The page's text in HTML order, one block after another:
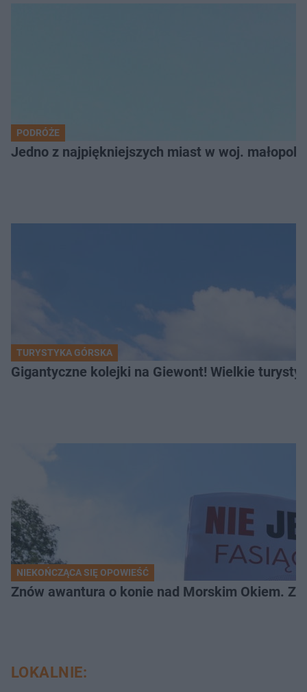
PODRÓŻE
Jedno z najpiękniejszych miast w woj.
TURYSTYKA GÓRSKA
Gigantyczne kolejki na Giewont! Wielkie
NIEKOŃCZĄCA SIĘ OPOWIEŚĆ
Znów awantura o konie nad Morskim Okiem.
LOKALNIE: